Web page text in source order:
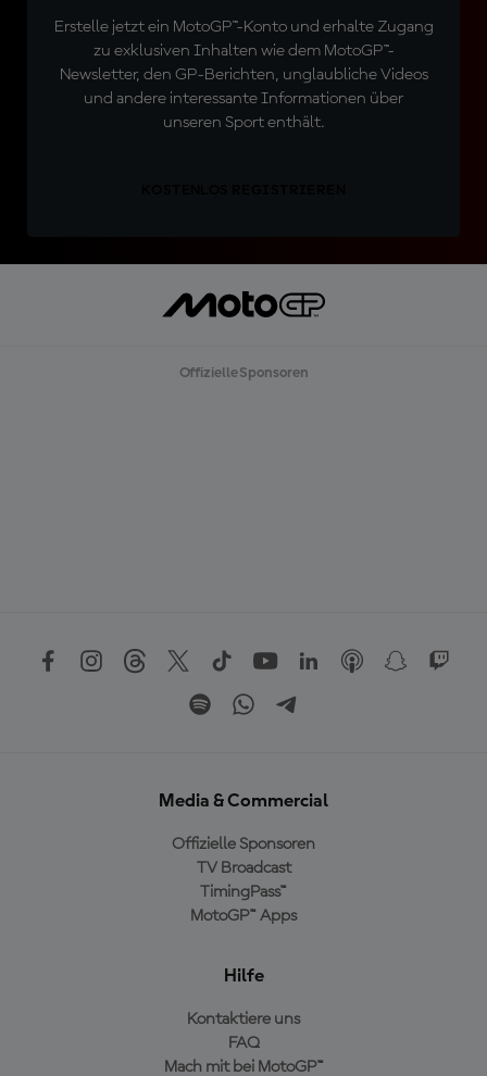
Erstelle jetzt ein MotoGP™-Konto und erhalte Zugang
zu exklusiven Inhalten wie dem MotoGP™-
Newsletter, den GP-Berichten, unglaubliche Videos
und andere interessante Informationen über
unseren Sport enthält.
Offizielle Sponsoren
Media & Commercial
Offizielle Sponsoren
TV Broadcast
TimingPass™
MotoGP™ Apps
Hilfe
Kontaktiere uns
FAQ
Mach mit bei MotoGP™